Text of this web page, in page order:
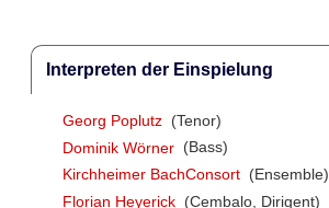
Interpreten der Einspielung
Georg Poplutz (Tenor)
Dominik Wörner (Bass)
Kirchheimer BachConsort (Ensemble)
Florian Heyerick (Cembalo, Dirigent)